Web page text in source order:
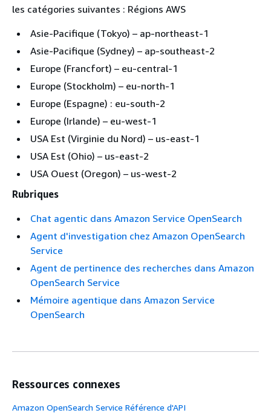
les catégories suivantes : Régions AWS
Asie-Pacifique (Tokyo) – ap-northeast-1
Asie-Pacifique (Sydney) – ap-southeast-2
Europe (Francfort) – eu-central-1
Europe (Stockholm) – eu-north-1
Europe (Espagne) : eu-south-2
Europe (Irlande) – eu-west-1
USA Est (Virginie du Nord) – us-east-1
USA Est (Ohio) – us-east-2
USA Ouest (Oregon) – us-west-2
Rubriques
Chat agentic dans Amazon Service OpenSearch
Agent d'investigation chez Amazon OpenSearch
Service
Agent de pertinence des recherches dans Amazon
OpenSearch Service
Mémoire agentique dans Amazon Service
OpenSearch
Ressources connexes
Amazon OpenSearch Service Référence d'API